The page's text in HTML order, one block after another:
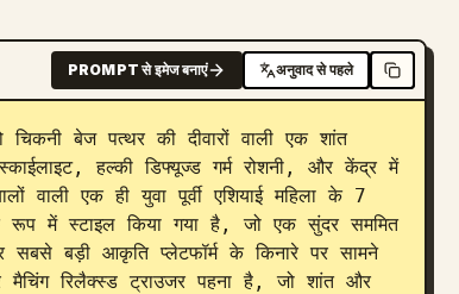
PROMPT से इमेज बनाएं अनुवाद से पहले
बेज पत्थर की दीवारों वाली एक शांत
हल्की डिफ्यूज्ड गर्म रोशनी, और केंद्र में
वाली एक ही युवा पूर्वी एशियाई महिला के 7
में स्टाइल किया गया है, जो एक सुंदर सममित
सबसे बड़ी आकृति प्लेटफॉर्म के किनारे पर सामने
रिलैक्स्ड ट्राउजर पहना है, जो शांत और